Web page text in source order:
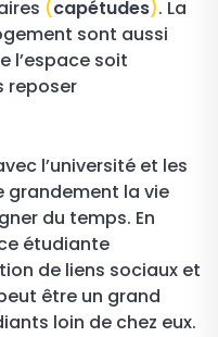
(capétudes). La
sont aussi
l’espace soit
reposer
l’université et les
la vie
du temps. En
étudiante
de liens sociaux et
être un grand
loin de chez eux.